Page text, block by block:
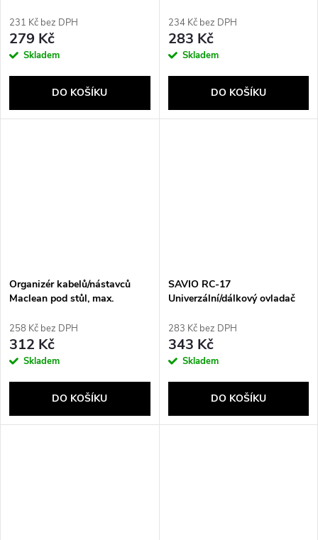
231 Kč bez DPH
279 Kč
Skladem
DO KOŠÍKU
234 Kč bez DPH
283 Kč
Skladem
DO KOŠÍKU
Organizér kabelů/nástavců
Maclean pod stůl, max.
258 Kč bez DPH
312 Kč
Skladem
DO KOŠÍKU
SAVIO RC-17
Univerzální/dálkový ovladač
283 Kč bez DPH
343 Kč
Skladem
DO KOŠÍKU